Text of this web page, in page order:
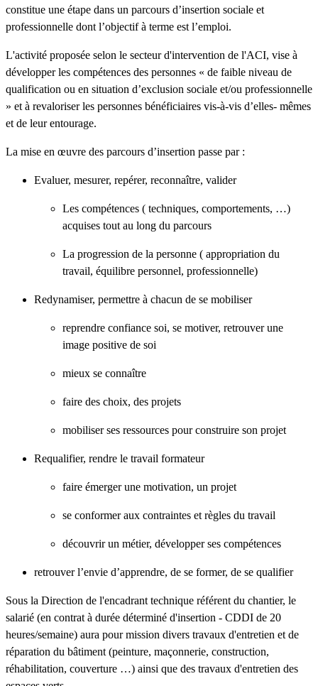
constitue une étape dans un parcours d’insertion sociale et
professionnelle dont l’objectif à terme est l’emploi.
L'activité proposée selon le secteur d'intervention de l'ACI, vise à
développer les compétences des personnes « de faible niveau de
qualification ou en situation d’exclusion sociale et/ou professionnelle
» et à revaloriser les personnes bénéficiaires vis-à-vis d’elles- mêmes
et de leur entourage.
La mise en œuvre des parcours d’insertion passe par :
Evaluer, mesurer, repérer, reconnaître, valider
Les compétences ( techniques, comportements, …)
acquises tout au long du parcours
La progression de la personne ( appropriation du
travail, équilibre personnel, professionnelle)
Redynamiser, permettre à chacun de se mobiliser
reprendre confiance soi, se motiver, retrouver une
image positive de soi
mieux se connaître
faire des choix, des projets
mobiliser ses ressources pour construire son projet
Requalifier, rendre le travail formateur
faire émerger une motivation, un projet
se conformer aux contraintes et règles du travail
découvrir un métier, développer ses compétences
retrouver l’envie d’apprendre, de se former, de se qualifier
Sous la Direction de l'encadrant technique référent du chantier, le
salarié (en contrat à durée déterminé d'insertion - CDDI de 20
heures/semaine) aura pour mission divers travaux d'entretien et de
réparation du bâtiment (peinture, maçonnerie, construction,
réhabilitation, couverture …) ainsi que des travaux d'entretien des